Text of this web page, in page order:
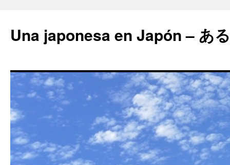
Una japonesa en Japón – あ